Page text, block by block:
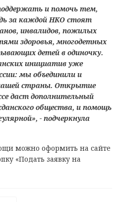
и помочь тем,
за каждой НКО стоят
инвалидов, пожилых
здоровья, многодетных
детей в одиночку.
инициатив уже
мы объединили и
страны. Открытие
даст дополнительный
общества, и помощь
- подчеркнула
можно оформить на сайте
«Подать заявку на